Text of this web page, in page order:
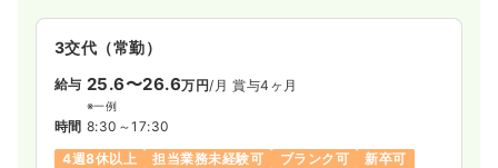
3交代（常勤）
給与 25.6〜26.6万円/月 賞与4ヶ月
※一例
時間 8:30～17:30
4週8休以上
担当業務未経験可 ブランク可
新卒可